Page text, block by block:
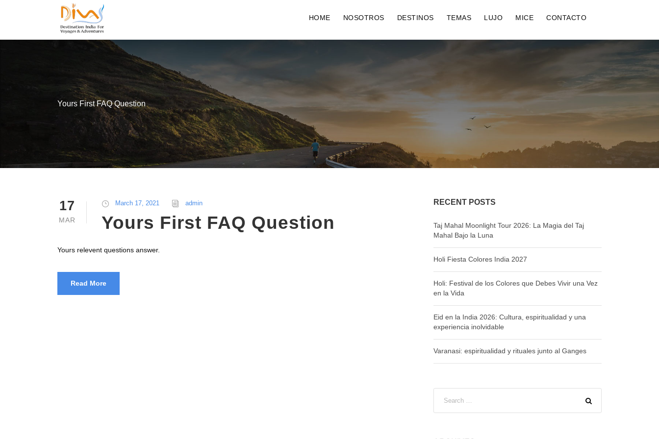
HOME NOSOTROS DESTINOS TEMAS LUJO MICE CONTACTO
Yours First FAQ Question
17
MAR
March 17, 2021 admin
Yours First FAQ Question
Yours relevent questions answer.
Read More
RECENT POSTS
Taj Mahal Moonlight Tour 2026: La Magia del Taj
Mahal Bajo la Luna
Holi Fiesta Colores India 2027
Holi: Festival de los Colores que Debes Vivir una Vez
en la Vida
Eid en la India 2026: Cultura, espiritualidad y una
experiencia inolvidable
Varanasi: espiritualidad y rituales junto al Ganges